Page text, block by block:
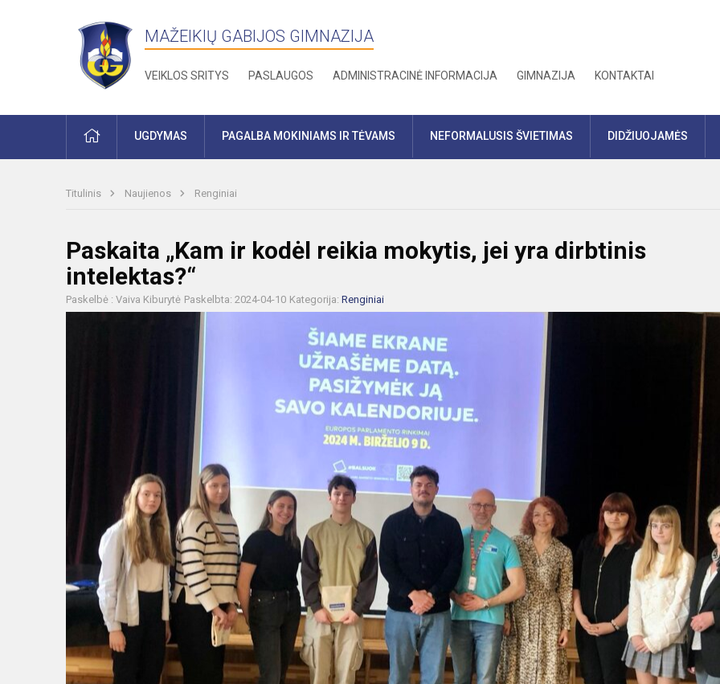
MAŽEIKIŲ GABIJOS GIMNAZIJA
VEIKLOS SRITYS PASLAUGOS ADMINISTRACINĖ INFORMACIJA GIMNAZIJA KONTAKTAI
PRADŽIAUGDYMAS PAGALBA MOKINIAMS IR TĖVAMS NEFORMALUSIS ŠVIETIMAS DIDŽIUOJAMĖS
Titulinis Naujienos Renginiai
Paskaita „Kam ir kodėl reikia mokytis, jei yra dirbtinis
intelektas?“
Paskelbė : Vaiva Kiburytė Paskelbta: 2024-04-10 Kategorija: Renginiai